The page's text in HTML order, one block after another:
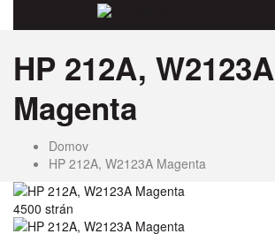
HP 212A, W2123A
Magenta
Domov
HP 212A, W2123A Magenta
4500 strán